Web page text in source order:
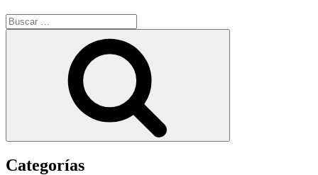
Buscar
por:
Categorías